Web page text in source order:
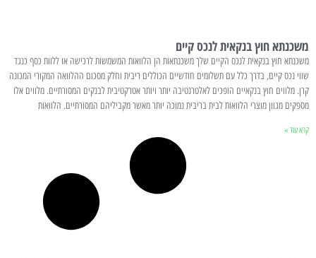
משכנתא חוץ בנקאית לנכס קיים
משכנתא חוץ בנקאית לנכס הקיים שלך משכנתאות הן הלוואות המשמשות לרכישה או ללוות כסף כנגד
שווי נכס קיים, בדרך כלל עם תשלומים חודשיים הכוללים ריבית וחלק מסכום ההלוואה המקורי המכונה
קרן. מלווים חוץ בנקאיים הופכים לאלטרנטיבה יותר ויותר אטרקטיבית לבנקים המסורתיים. מלווים אלו
מספקים מגוון מוצרי הלוואות לבית בריבית נמוכה יותר מאשר מקביליהם המסורתיים. הלוואות
קרא עוד »